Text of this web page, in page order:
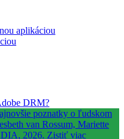
aplikáciou
DRM?